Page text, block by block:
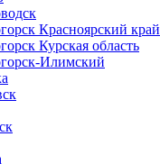
Красноярский край
Курская область
Илимский